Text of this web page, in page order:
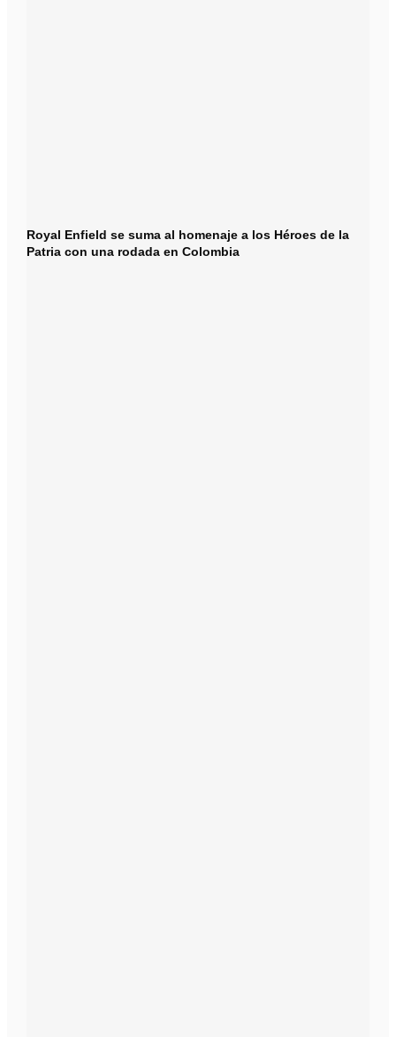
Royal Enfield se suma al homenaje a los Héroes de la
Patria con una rodada en Colombia